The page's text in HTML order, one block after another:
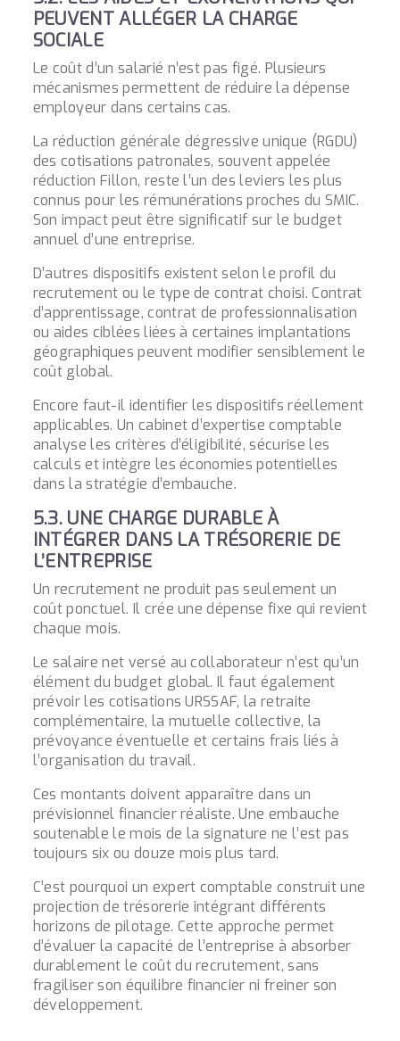
PEUVENT ALLÉGER LA CHARGE
SOCIALE
Le coût d’un salarié n’est pas figé. Plusieurs
mécanismes permettent de réduire la dépense
employeur dans certains cas.
La réduction générale dégressive unique (RGDU)
des cotisations patronales, souvent appelée
réduction Fillon, reste l’un des leviers les plus
connus pour les rémunérations proches du SMIC.
Son impact peut être significatif sur le budget
annuel d’une entreprise.
D’autres dispositifs existent selon le profil du
recrutement ou le type de contrat choisi. Contrat
d’apprentissage, contrat de professionnalisation
ou aides ciblées liées à certaines implantations
géographiques peuvent modifier sensiblement le
coût global.
Encore faut-il identifier les dispositifs réellement
applicables. Un cabinet d’expertise comptable
analyse les critères d’éligibilité, sécurise les
calculs et intègre les économies potentielles
dans la stratégie d’embauche.
5.3. UNE CHARGE DURABLE À
INTÉGRER DANS LA TRÉSORERIE DE
L’ENTREPRISE
Un recrutement ne produit pas seulement un
coût ponctuel. Il crée une dépense fixe qui revient
chaque mois.
Le salaire net versé au collaborateur n’est qu’un
élément du budget global. Il faut également
prévoir les cotisations URSSAF, la retraite
complémentaire, la mutuelle collective, la
prévoyance éventuelle et certains frais liés à
l’organisation du travail.
Ces montants doivent apparaître dans un
prévisionnel financier réaliste. Une embauche
soutenable le mois de la signature ne l’est pas
toujours six ou douze mois plus tard.
C’est pourquoi un expert comptable construit une
projection de trésorerie intégrant différents
horizons de pilotage. Cette approche permet
d’évaluer la capacité de l’entreprise à absorber
durablement le coût du recrutement, sans
fragiliser son équilibre financier ni freiner son
développement.